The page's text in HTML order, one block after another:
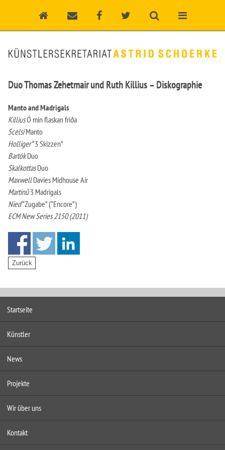
Duo Thomas Zehetmair und Ruth Killius – Diskographie
Manto and Madrigals
KilliusÓ min flaskan friða
ScelsiManto
Holliger“3 Skizzen”
BartókDuo
SkalkottasDuo
MaxwellDavies Midhouse Air
Martinů3 Madrigals
Nied“Zugabe” (“Encore”)
ECM New Series 2150 (2011)
Startseite
Künstler
News
Projekte
Wir über uns
Kontakt